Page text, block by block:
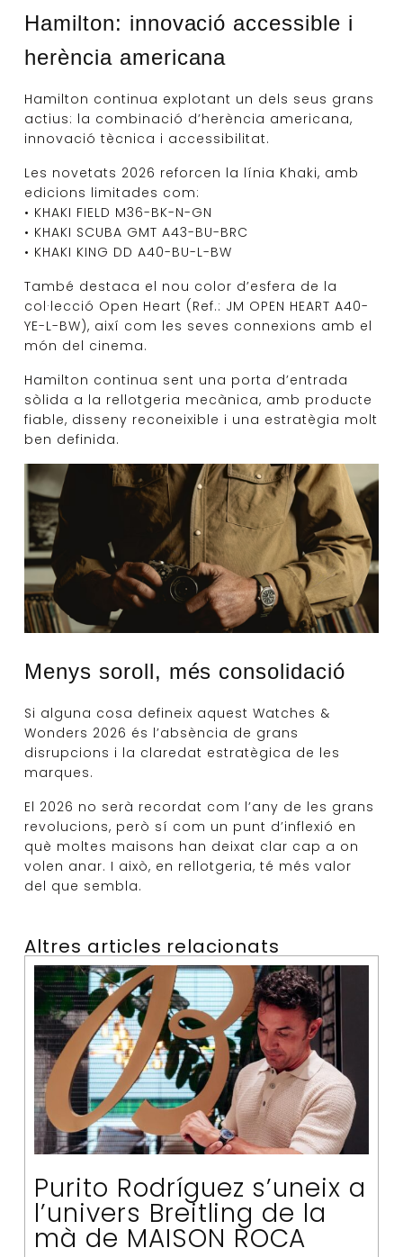
Hamilton: innovació accessible i
herència americana
Hamilton continua explotant un dels seus grans
actius: la combinació d’herència americana,
innovació tècnica i accessibilitat.
Les novetats 2026 reforcen la línia Khaki, amb
edicions limitades com:
• KHAKI FIELD M36-BK-N-GN
• KHAKI SCUBA GMT A43-BU-BRC
• KHAKI KING DD A40-BU-L-BW
També destaca el nou color d’esfera de la
col·lecció Open Heart (Ref.: JM OPEN HEART A40-
YE-L-BW), així com les seves connexions amb el
món del cinema.
Hamilton continua sent una porta d’entrada
sòlida a la rellotgeria mecànica, amb producte
fiable, disseny reconeixible i una estratègia molt
ben definida.
Menys soroll, més consolidació
Si alguna cosa defineix aquest Watches &
Wonders 2026 és l’absència de grans
disrupcions i la claredat estratègica de les
marques.
El 2026 no serà recordat com l’any de les grans
revolucions, però sí com un punt d’inflexió en
què moltes maisons han deixat clar cap a on
volen anar. I això, en rellotgeria, té més valor
del que sembla.
Altres articles relacionats
Purito Rodríguez s’uneix a
l’univers Breitling de la
mà de MAISON ROCA